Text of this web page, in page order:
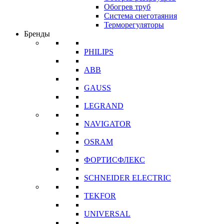
Обогрев труб
Система снеготаяния
Терморегуляторы
Бренды
PHILIPS
ABB
GAUSS
LEGRAND
NAVIGATOR
OSRAM
ФОРТИСФЛЕКС
SCHNEIDER ELECTRIC
TEKFOR
UNIVERSAL